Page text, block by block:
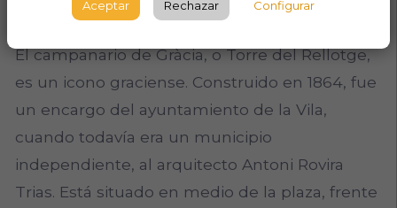
El campanario de Gràcia, o Torre del Rellotge,
es un icono graciense. Construido en 1864, fue
un encargo del ayuntamiento de la Vila,
cuando todavía era un municipio
independiente, al arquitecto Antoni Rovira
Trias. Está situado en medio de la plaza, frente
Aceptar Rechazar Configurar